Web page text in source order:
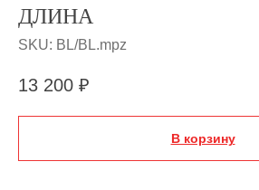
ДЛИНА
SKU: BL/BL.mpz
13 200 ₽
В корзину